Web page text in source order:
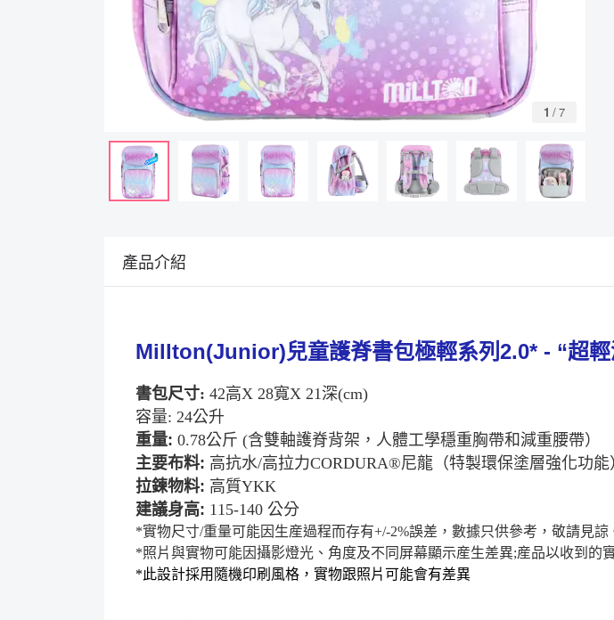
1 /7
產品介紹
Millton(Junior)兒童護脊書包極輕系列 2.0* - “超
書包尺寸: 42高X 28寬X 21深(cm)
容量: 24公升
重量: 0.78公斤 (含雙軸護脊背架，人體工學穩重胸帶和減重腰帶）
主要布料: 高抗水/高拉力CORDURA®尼龍（特製環保塗層強化功能
拉鍊物料: 高質YKK
建議身高: 115-140 公分
*實物尺寸/重量可能因生産過程而存有+/-2%誤差，數據只供參考，敬請見諒
*照片與實物可能因攝影燈光、角度及不同屏幕顯示産生差異;産品以收到的
*此設計採用隨機印刷風格，實物跟照片可能會有差異